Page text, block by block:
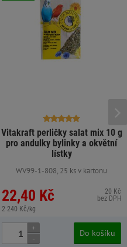
Vitakraft perličky salat mix 10 g
pro andulky bylinky a okvětní
lístky
WV99-1-808, 25 ks v kartonu
22,40 Kč
2 240 Kč/kg
20 Kč
bez DPH
+
-
Do košíku